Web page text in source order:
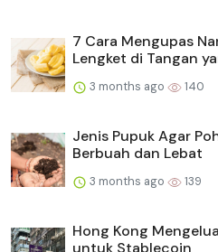
7 Cara Mengupas
Lengket di Tangan
3 months ago 140
Jenis Pupuk Agar
Berbuah dan Lebat
3 months ago 139
Hong Kong
untuk Stablecoin